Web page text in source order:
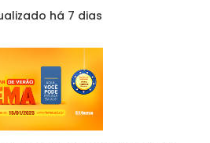
há 7 dias